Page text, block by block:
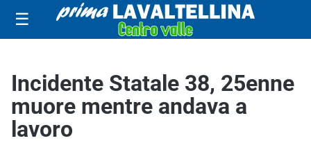
☰
Incidente Statale 38, 25enne
muore mentre andava a
lavoro